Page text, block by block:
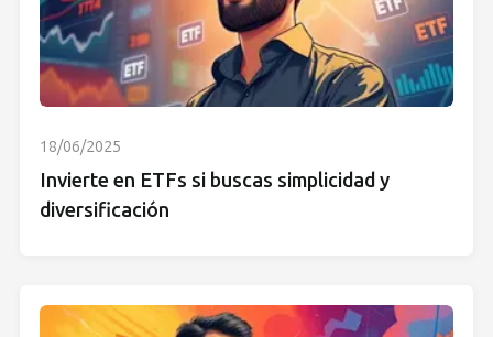
18/06/2025
Invierte en ETFs si buscas simplicidad y
diversificación